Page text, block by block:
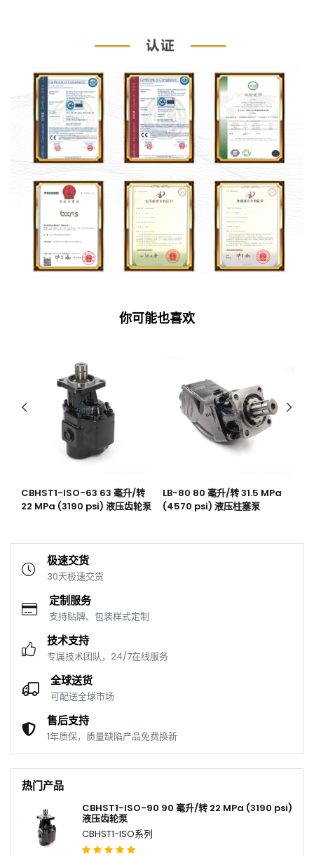
你可能也喜欢
CBHST1-ISO-63 63 毫升/转
22 MPa (3190 psi) 液压齿轮泵
LB-80 80 毫升/转 31.5 MPa
(4570 psi) 液压柱塞泵
极速交货
30天极速交货
定制服务
支持贴牌、包装样式定制
技术支持
专属技术团队，24/7在线服务
全球送货
可配送全球市场
售后支持
1年质保，质量缺陷产品免费换新
热门产品
CBHST1-ISO-90 90 毫升/转 22 MPa (3190 psi)
液压齿轮泵
CBHST1-ISO系列